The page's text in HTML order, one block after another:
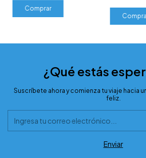
¿Qué estás
Suscríbete ahora y comienza tu viaje hacia
feliz.